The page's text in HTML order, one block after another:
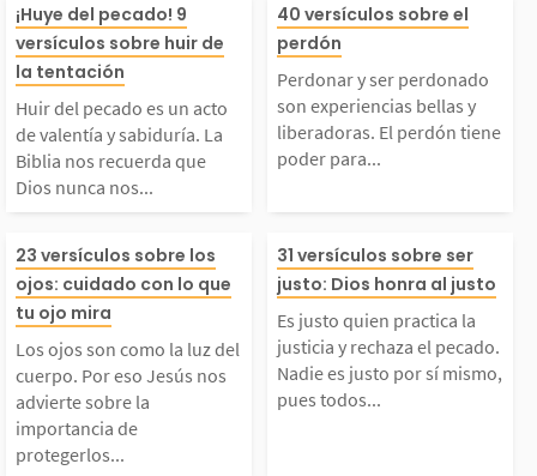
vive lejos de D
y de su voluntad. S
embargo,...
ndamientos,
que es
jar de...
del pecado es un
de valentía y sabi
La Biblia nos r
que Dios nun
nos permite enfrent
tentaciones que sup
nuestras fuerzas.
¡Huye del pecado! 9
versículos sobre huir de
la tentación
Huir del pecado es un acto
de valentía y sabiduría. La
Biblia nos recuerda que
Dios nunca nos...
Perdonar y ser
ado son
bellas y
El perdón
para
personas y las
ones. La
40 versículos sobre el
perdón
Perdonar y ser perdonado
son experiencias bellas y
liberadoras. El perdón tiene
poder para...
ojos son como la l
del cuerpo. Por eso
nos advierte sob
la importancia de p
23 versículos sobre los
ojos: cuidado con lo que
tu ojo mira
Los ojos son como la luz del
cuerpo. Por eso Jesús nos
advierte sobre la
importancia de
protegerlos...
Es justo quien
a la justicia y
el pecado.
31 versículos sobre ser
justo: Dios honra al justo
Es justo quien practica la
justicia y rechaza el pecado.
Nadie es justo por sí mismo,
pues todos...